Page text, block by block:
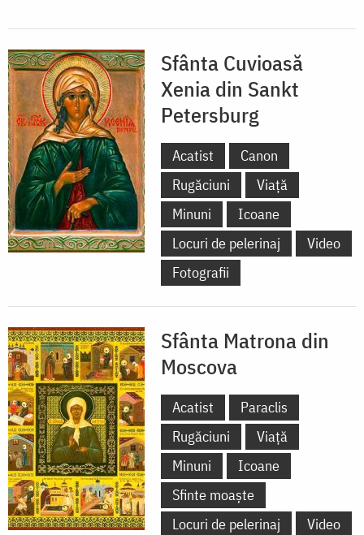
Sfânta Cuvioasă
Xenia din Sankt
Petersburg
Acatist
Canon
Rugăciuni
Viață
Minuni
Icoane
Locuri de pelerinaj
Video
Fotografii
Sfânta Matrona din
Moscova
Acatist
Paraclis
Rugăciuni
Viață
Minuni
Icoane
Sfinte moaște
Locuri de pelerinaj
Video